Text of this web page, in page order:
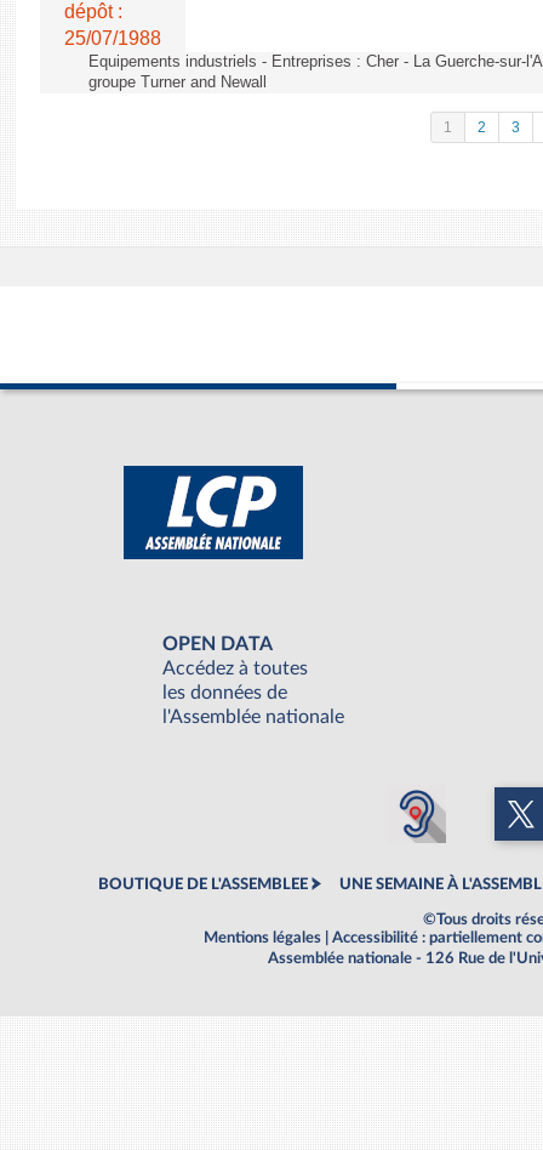
dépôt :
25/07/1988
Equipements industriels - Entreprises : Cher - La Guerche-sur-
groupe Turner and Newall
1 2 3
OPEN DATA
Accédez à toutes
les données de
l'Assemblée nationale
BOUTIQUE DE L'ASSEMBLEE UNE SEMAINE À
©Tous droits
Mentions légales
Accessibilité : partiellement
Assemblée nationale - 126 Rue de